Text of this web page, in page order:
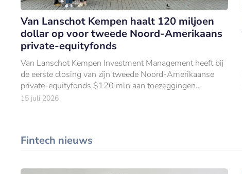
Van Lanschot Kempen haalt 120 miljoen
dollar op voor tweede Noord-Amerikaans
private-equityfonds
Van Lanschot Kempen Investment Management heeft bij
de eerste closing van zijn tweede Noord-Amerikaanse
private-equityfonds $120 mln aan toezeggingen
opgehaald.
15 juli 2026
Fintech nieuws